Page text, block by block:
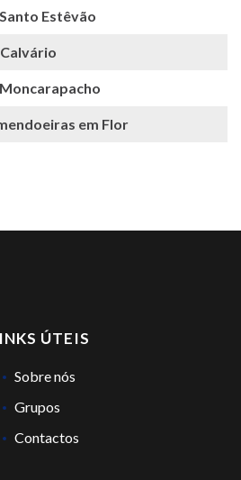
Estêvão
em Flor
ÚTEIS
Sobre nós
Grupos
Contactos